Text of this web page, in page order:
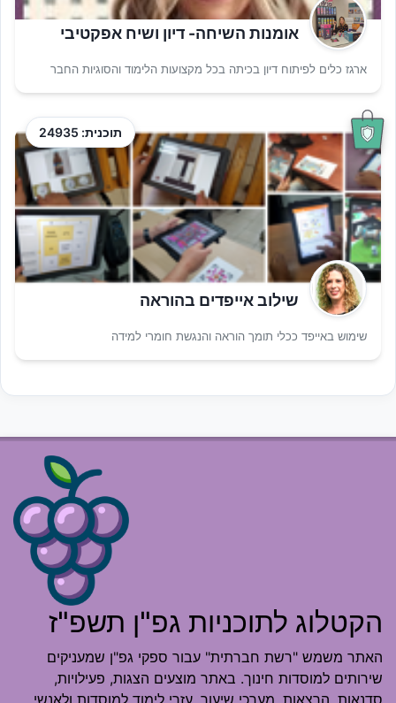
אומנות השיחה- דיון ושיח אפקטיבי
ארגז כלים לפיתוח דיון בכיתה בכל מקצועות הלימוד והסוגיות החבר
תוכנית: 24935
שילוב אייפדים בהוראה
שימוש באייפד ככלי תומך הוראה והנגשת חומרי למידה
הקטלוג לתוכניות גפ"ן תשפ"ז
האתר משמש "רשת חברתית" עבור ספקי גפ"ן שמעניקים
שירותים למוסדות חינוך. באתר מוצעים הצגות, פעילויות,
סדנאות, הרצאות, מערכי שיעור, עזרי לימוד למוסדות ולאנשי